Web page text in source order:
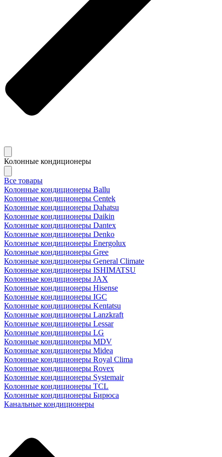
Колонные кондиционеры
Все товары
Колонные кондиционеры Ballu
Колонные кондиционеры Centek
Колонные кондиционеры Dahatsu
Колонные кондиционеры Daikin
Колонные кондиционеры Dantex
Колонные кондиционеры Denko
Колонные кондиционеры Energolux
Колонные кондиционеры Gree
Колонные кондиционеры General Climate
Колонные кондиционеры ISHIMATSU
Колонные кондиционеры JAX
Колонные кондиционеры Hisense
Колонные кондиционеры IGC
Колонные кондиционеры Kentatsu
Колонные кондиционеры Lanzkraft
Колонные кондиционеры Lessar
Колонные кондиционеры LG
Колонные кондиционеры MDV
Колонные кондиционеры Midea
Колонные кондиционеры Royal Clima
Колонные кондиционеры Rovex
Колонные кондиционеры Systemair
Колонные кондиционеры TCL
Колонные кондиционеры Бирюса
Канальные кондиционеры